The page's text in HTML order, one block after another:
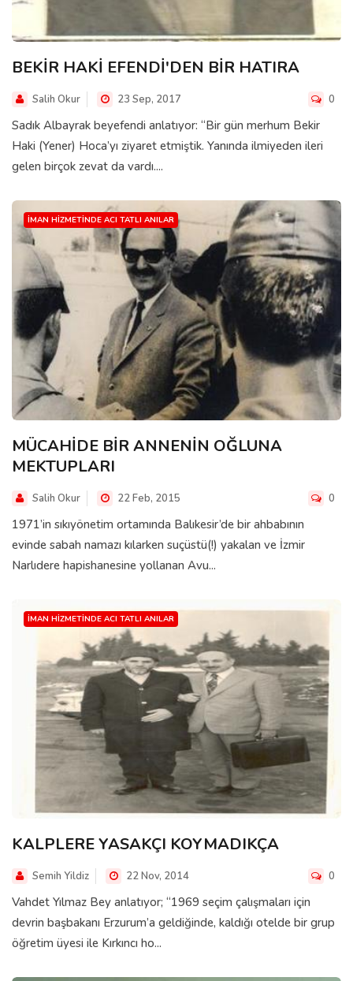
BEKİR HAKİ EFENDİ'DEN BİR HATIRA
Salih Okur 23 Sep, 2017 0
Sadık Albayrak beyefendi anlatıyor: “Bir gün merhum Bekir
Haki (Yener) Hoca’yı ziyaret etmiştik. Yanında ilmiyeden ileri
gelen birçok zevat da vardı....
İMAN HIZMETINDE ACI TATLI ANILAR
MÜCAHİDE BİR ANNENİN OĞLUNA
MEKTUPLARI
Salih Okur 22 Feb, 2015 0
1971’in sıkıyönetim ortamında Balıkesir’de bir ahbabının
evinde sabah namazı kılarken suçüstü(!) yakalan ve İzmir
Narlıdere hapishanesine yollanan Avu...
İMAN HIZMETINDE ACI TATLI ANILAR
KALPLERE YASAKÇI KOYMADIKÇA
Semih Yildiz 22 Nov, 2014 0
Vahdet Yılmaz Bey anlatıyor; “1969 seçim çalışmaları için
devrin başbakanı Erzurum’a geldiğinde, kaldığı otelde bir grup
öğretim üyesi ile Kırkıncı ho...